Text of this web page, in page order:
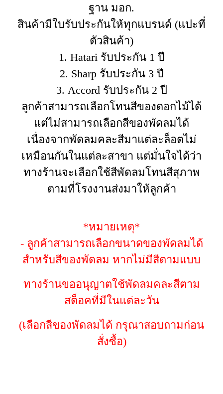
ฐาน มอก.
สินค้ามีใบรับประกันให้ทุกแบรนด์ (แปะที่
ตัวสินค้า)
1. Hatari รับประกัน 1 ปี
2. Sharp รับประกัน 3 ปี
3. Accord รับประกัน 2 ปี
ลูกค้าสามารถเลือกโทนสีของดอกไม้ได้
แต่ไม่สามารถเลือกสีของพัดลมได้
เนื่องจากพัดลมคละสีมาแต่ละล็อตไม่
เหมือนกันในแต่ละสาขา แต่มั่นใจได้ว่า
ทางร้านจะเลือกใช้สีพัดลมโทนสีสุภาพ
ตามที่โรงงานส่งมาให้ลูกค้า
*หมายเหตุ*
- ลูกค้าสามารถเลือกขนาดของพัดลมได้
สำหรับสีของพัดลม หากไม่มีสีตามแบบ
ทางร้านขออนุญาตใช้พัดลมคละสีตาม
สต็อคที่มีในแต่ละวัน
(เลือกสีของพัดลมได้ กรุณาสอบถามก่อน
สั่งซื้อ)